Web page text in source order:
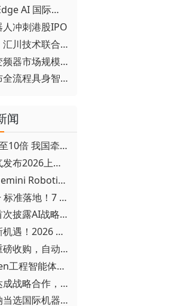
▪ 研华举办 Edge AI 国际论坛
人冲刺港股IPO
▪ 重磅官宣！汇川技术联合发起 D12 联盟，开创产教融合新范式
▪ 全球低压变频器市场规模2030年将超170亿美元
▪ 华为云发布全流程具身智能开发平台CloudRobo
闻
▪ 性能提升5至10倍 我国牵头制定的WiTSnet工业以太网国际标准正式发布
▪ 施耐德电气发布2026上半年可持续发展成绩单 "Impact 2030"路线图开局稳健
▪ 谷歌发布Gemini Robotics 2模型 实现人形机器人全身智能控制突破
▪ 并购整合 + 标准落地！7 月工业自动化产业动态速递
▪ 汇川技术首次披露AI战略进展：从两个方面推动“AI业务化”落地
▪ 聚焦智造新机遇！2026 青岛数字化及智能制造技术论坛圆满落幕
▪ 相继宣布重磅收购，自动化巨头新一轮并购潮剑指何方？
▪ 西门子Eigen工程智能体落地中国，工业AI跨越物理世界“确定性”拐点
▪ 与哈金森达成战略合作，乐聚机器人何以持续获得工业巨头青睐？
▪ 珍・赫夫纳当选国际机器人联合会新任主席